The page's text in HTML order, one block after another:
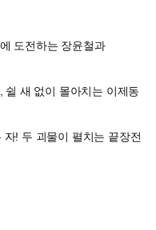
도전하는 장윤철과
쉴 새 없이 몰아치는 이제동
! 두 괴물이 펼치는 끝장전